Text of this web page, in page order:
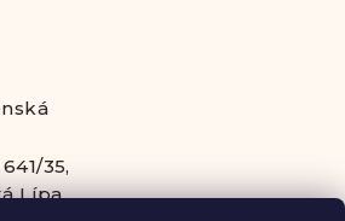
35,
Lípa